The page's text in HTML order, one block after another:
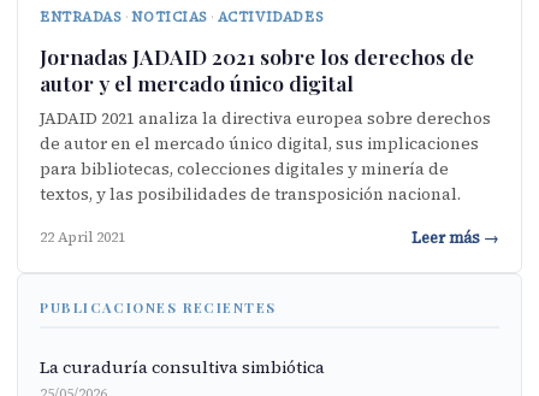
ENTRADAS · NOTICIAS · ACTIVIDADES
Jornadas JADAID 2021 sobre los derechos de
autor y el mercado único digital
JADAID 2021 analiza la directiva europea sobre derechos
de autor en el mercado único digital, sus implicaciones
para bibliotecas, colecciones digitales y minería de
textos, y las posibilidades de transposición nacional.
22 April 2021 Leer más →
PUBLICACIONES RECIENTES
La curaduría consultiva simbiótica